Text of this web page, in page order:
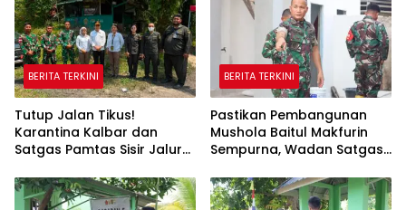
BERITA TERKINI
Tutup Jalan Tikus!
Karantina Kalbar dan
Satgas Pamtas Sisir Jalur
BERITA TERKINI
Pastikan Pembangunan
Mushola Baitul Makfurin
Sempurna, Wadan Satgas
Lokasi